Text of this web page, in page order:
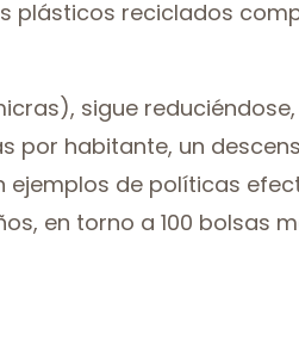
reciclados
sigue
por habitante, un
ejemplos de políticas
en torno a 100 bolsas